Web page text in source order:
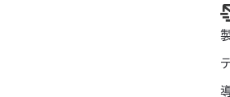
ある限りで販売終了とさせていただきま